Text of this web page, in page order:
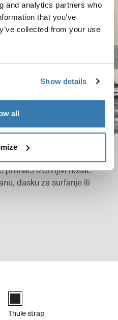
and analytics partners who
that you’ve
collected from your use
Show details
all
pronaći izdržljivi nosač
dasku za surfanje ili
Black (selected)
Thule strap